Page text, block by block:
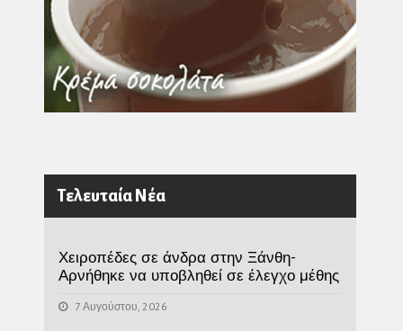
Τελευταία Νέα
Χειροπέδες σε άνδρα στην Ξάνθη-
Αρνήθηκε να υποβληθεί σε έλεγχο μέθης
7 Αυγούστου, 2026